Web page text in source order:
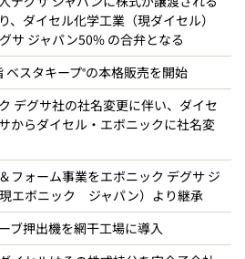
、ダイセル化学工業（現ダイセル）
サ ジャパン50% の合弁となる
ベスタキープ®の本格販売を開始
デグサ社の社名変更に伴い、ダイセ
からダイセル・エボニックに社名変
フォーム事業をエボニック デグサ ジ
エボニック ジャパン）より継承
ブ押出機を網干工場に導入